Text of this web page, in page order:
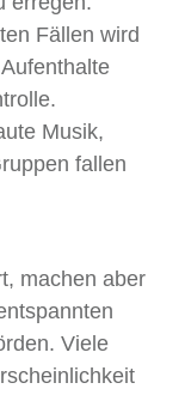
Fällen wird
Musik,
fallen
machen aber
Viele